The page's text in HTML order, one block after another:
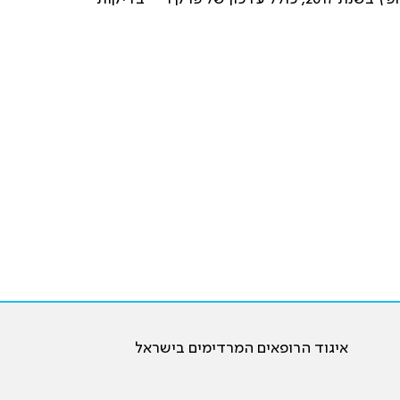
איגוד הרופאים המרדימים בישראל